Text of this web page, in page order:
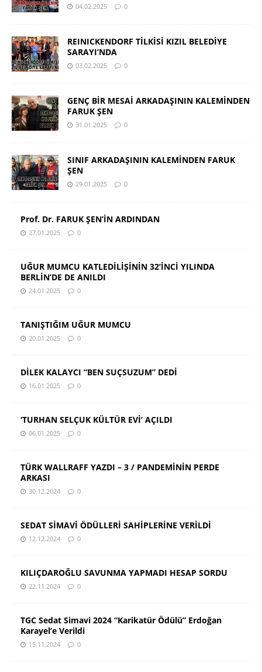
04.02.2025 0
REINICKENDORF TİLKİSİ KIZIL BELEDİYE
SARAYI’NDA
03.02.2025 0
GENÇ BİR MESAİ ARKADAŞININ KALEMİNDEN
FARUK ŞEN
31.01.2025 0
SINIF ARKADAŞININ KALEMİNDEN FARUK
ŞEN
29.01.2025 0
Prof. Dr. FARUK ŞEN’İN ARDINDAN
27.01.2025 0
UĞUR MUMCU KATLEDİLİŞİNİN 32’İNCİ YILINDA
BERLİN’DE DE ANILDI
24.01.2025 0
TANIŞTIĞIM UĞUR MUMCU
20.01.2025 0
DİLEK KALAYCI “BEN SUÇSUZUM” DEDİ
16.01.2025 0
‘TURHAN SELÇUK KÜLTÜR EVİ’ AÇILDI
06.01.2025 0
TÜRK WALLRAFF YAZDI – 3 / PANDEMİNİN PERDE
ARKASI
30.12.2024 0
SEDAT SİMAVİ ÖDÜLLERİ SAHİPLERİNE VERİLDİ
12.12.2024 0
KILIÇDAROĞLU SAVUNMA YAPMADI HESAP SORDU
22.11.2024 0
TGC Sedat Simavi 2024 “Karikatür Ödülü” Erdoğan
Karayel’e Verildi
15.11.2024 0